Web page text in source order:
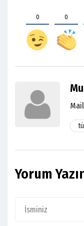
0 0
Yorum